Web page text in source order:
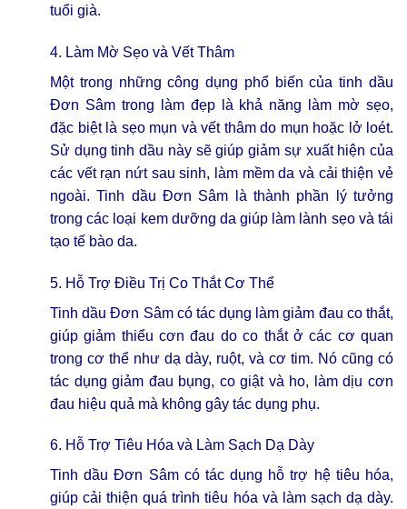
tuổi già.
4. Làm Mờ Sẹo và Vết Thâm
Một trong những công dụng phổ biến của tinh dầu
Đơn Sâm trong làm đẹp là khả năng làm mờ sẹo,
đặc biệt là sẹo mụn và vết thâm do mụn hoặc lở loét.
Sử dụng tinh dầu này sẽ giúp giảm sự xuất hiện của
các vết rạn nứt sau sinh, làm mềm da và cải thiện vẻ
ngoài. Tinh dầu Đơn Sâm là thành phần lý tưởng
trong các loại kem dưỡng da giúp làm lành sẹo và tái
tạo tế bào da.
5. Hỗ Trợ Điều Trị Co Thắt Cơ Thể
Tinh dầu Đơn Sâm có tác dụng làm giảm đau co thắt,
giúp giảm thiểu cơn đau do co thắt ở các cơ quan
trong cơ thể như dạ dày, ruột, và cơ tim. Nó cũng có
tác dụng giảm đau bụng, co giật và ho, làm dịu cơn
đau hiệu quả mà không gây tác dụng phụ.
6. Hỗ Trợ Tiêu Hóa và Làm Sạch Dạ Dày
Tinh dầu Đơn Sâm có tác dụng hỗ trợ hệ tiêu hóa,
giúp cải thiện quá trình tiêu hóa và làm sạch dạ dày.